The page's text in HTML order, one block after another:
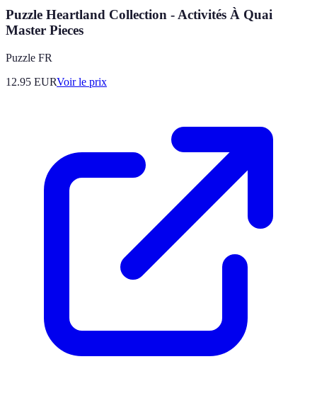
Puzzle Heartland Collection - Activités À Quai
Master Pieces
Puzzle FR
12.95 EURVoir le prix